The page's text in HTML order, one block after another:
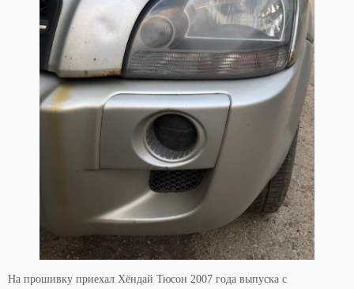
На прошивку приехал Хёндай Тюсон 2007 года выпуска с